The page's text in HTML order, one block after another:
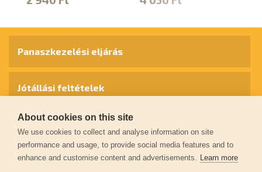
Panaszkezelési eljárás
Jótállási feltételek
Személyes adatok védelme
Kapcsolat
About cookies on this site
We use cookies to collect and analyse information on site
performance and usage, to provide social media features and to
enhance and customise content and advertisements. Learn more